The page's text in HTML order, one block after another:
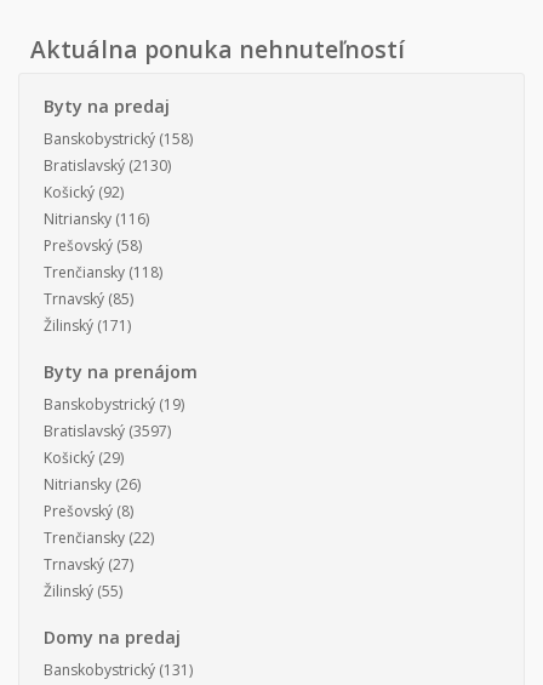
Aktuálna ponuka nehnuteľností
Byty na predaj
Banskobystrický (158)
Bratislavský (2130)
Košický (92)
Nitriansky (116)
Prešovský (58)
Trenčiansky (118)
Trnavský (85)
Žilinský (171)
Byty na prenájom
Banskobystrický (19)
Bratislavský (3597)
Košický (29)
Nitriansky (26)
Prešovský (8)
Trenčiansky (22)
Trnavský (27)
Žilinský (55)
Domy na predaj
Banskobystrický (131)